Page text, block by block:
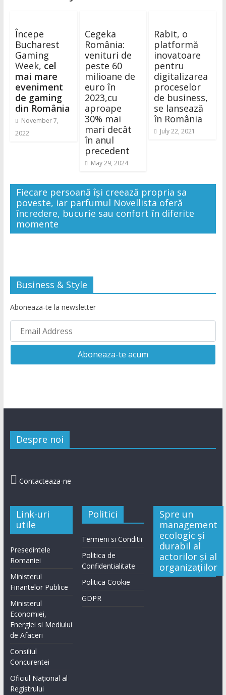
Începe
Bucharest
Gaming
Week, cel
mai mare
eveniment
de gaming
din România
November 7,
2022
Cegeka
România:
venituri de
peste 60
milioane de
euro în
2023,cu
aproape
30% mai
mari decât
în anul
precedent
May 29, 2024
Rabit, o
platformă
inovatoare
pentru
digitalizarea
proceselor
de business,
se lansează
în România
July 22, 2021
Fiecare persoană își creează propria sa
poveste, iar parfumul Novellista oferă
încredere, bucurie sau confort în diferite
momente
Business & Style
Aboneaza-te la newsletter
Despre noi
 Contacteaza-ne
Link-uri
utile
Presedintele
Romaniei
Ministerul
Finantelor Publice
Ministerul
Economiei,
Energiei si Mediului
de Afaceri
Consiliul
Concurentei
Oficiul Național al
Registrului
Politici
Termeni si Conditii
Politica de
Confidentialitate
Politica Cookie
GDPR
Spre un
management
ecologic și
durabil al
actorilor și al
organizațiilor